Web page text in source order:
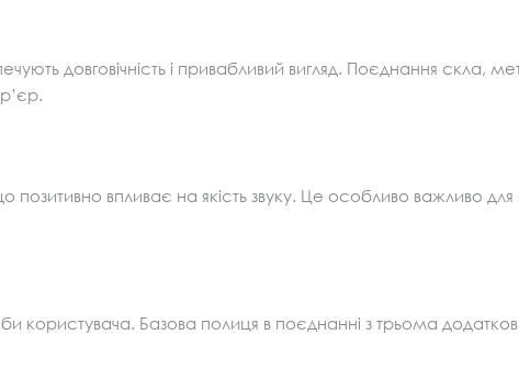
довговічність і привабливий вигляд. Поєднання скла,
впливає на якість звуку. Це особливо важливо для
користувача. Базова полиця в поєднанні з трьома